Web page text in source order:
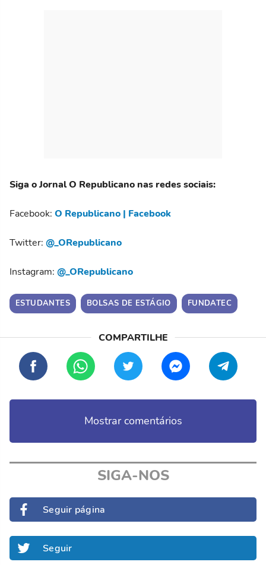
Siga o Jornal O Republicano nas redes sociais:
Facebook: O Republicano | Facebook
Twitter: @_ORepublicano
Instagram: @_ORepublicano
ESTUDANTES BOLSAS DE ESTÁGIO FUNDATEC
Mostrar comentários
SIGA-NOS
Seguir página
Seguir